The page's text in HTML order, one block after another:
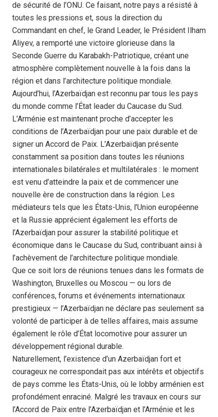
de sécurité de l’ONU. Ce faisant, notre pays a résisté à
toutes les pressions et, sous la direction du
Commandant en chef, le Grand Leader, le Président Ilham
Aliyev, a remporté une victoire glorieuse dans la
Seconde Guerre du Karabakh-Patriotique, créant une
atmosphère complètement nouvelle à la fois dans la
région et dans l’architecture politique mondiale.
Aujourd’hui, l’Azerbaïdjan est reconnu par tous les pays
du monde comme l’État leader du Caucase du Sud.
L’Arménie est maintenant proche d’accepter les
conditions de l’Azerbaïdjan pour une paix durable et de
signer un Accord de Paix. L’Azerbaïdjan présente
constamment sa position dans toutes les réunions
internationales bilatérales et multilatérales : le moment
est venu d’atteindre la paix et de commencer une
nouvelle ère de construction dans la région. Les
médiateurs tels que les États-Unis, l’Union européenne
et la Russie apprécient également les efforts de
l’Azerbaïdjan pour assurer la stabilité politique et
économique dans le Caucase du Sud, contribuant ainsi à
l’achèvement de l’architecture politique mondiale.
Que ce soit lors de réunions tenues dans les formats de
Washington, Bruxelles ou Moscou — ou lors de
conférences, forums et événements internationaux
prestigieux — l’Azerbaïdjan ne déclare pas seulement sa
volonté de participer à de telles affaires, mais assume
également le rôle d’État locomotive pour assurer un
développement régional durable.
Naturellement, l’existence d’un Azerbaïdjan fort et
courageux ne correspondait pas aux intérêts et objectifs
de pays comme les États-Unis, où le lobby arménien est
profondément enraciné. Malgré les travaux en cours sur
l’Accord de Paix entre l’Azerbaïdjan et l’Arménie et les